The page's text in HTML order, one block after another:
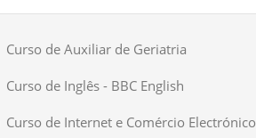
Curso de Auxiliar de Geriatria
Curso de Inglês - BBC English
Curso de Internet e Comércio Electrónico